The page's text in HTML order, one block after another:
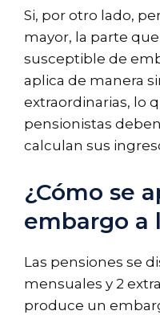
Si, por otro lado,
mayor, la parte que
susceptible de
aplica de manera
extraordinarias, lo
pensionistas
calculan sus
¿Cómo se
embargo a
Las pensiones se
mensuales y 2
produce un